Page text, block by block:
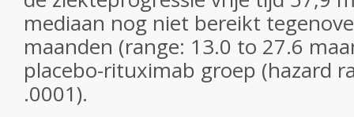
mediaan nog niet bereikt
maanden (range: 13.0 to 27.6
placebo-rituximab groep (hazard
.0001).